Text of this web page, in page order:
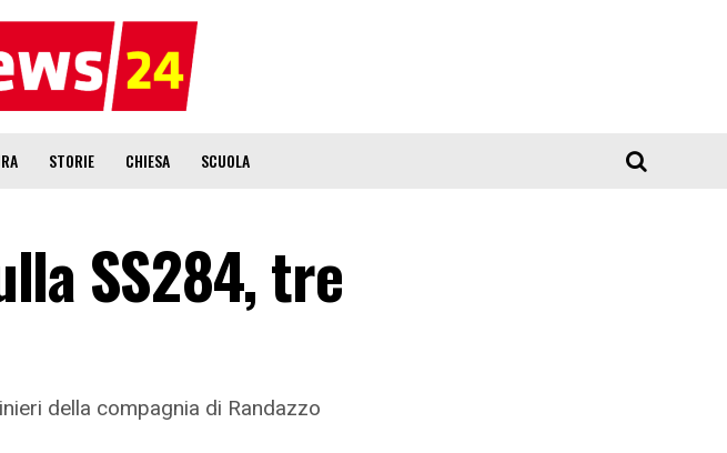
STORIE CHIESA SCUOLA
SS284, tre
della compagnia di Randazzo